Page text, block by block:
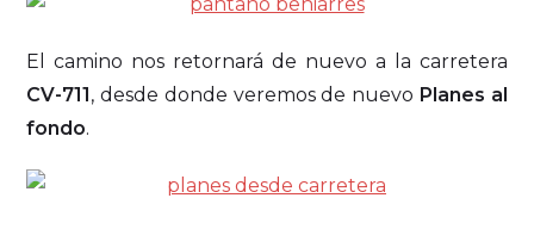
El camino nos retornará de nuevo a la carretera
CV-711, desde donde veremos de nuevo Planes al
fondo.